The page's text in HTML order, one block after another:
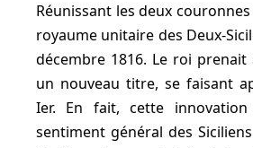
Réunissant les deux
royaume unitaire des Deux-
décembre 1816. Le roi
un nouveau titre, se faisant
Ier. En fait, cette
sentiment général des